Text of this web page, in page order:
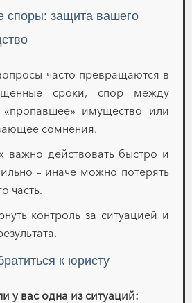
споры: защита вашего
часто превращаются в
сроки, спор между
«пропавшее» имущество или
сомнения.
важно действовать быстро и
– иначе можно потерять
часть.
контроль за ситуацией и
к юристу
у вас одна из ситуаций: